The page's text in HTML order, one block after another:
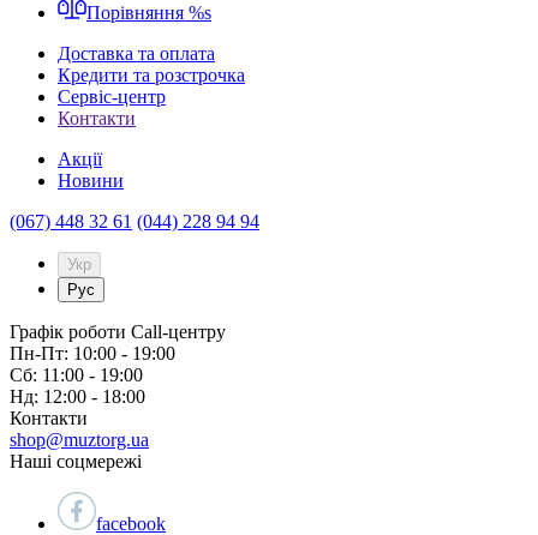
Порівняння %s
Доставка та оплата
Кредити та розстрочка
Сервіc-центр
Контакти
Акції
Новини
(067) 448 32 61 (044) 228 94 94
Укр
Рус
Графік роботи Call-центру
Пн-Пт: 10:00 - 19:00
Сб: 11:00 - 19:00
Нд: 12:00 - 18:00
Контакти
shop@muztorg.ua
Наші соцмережі
facebook